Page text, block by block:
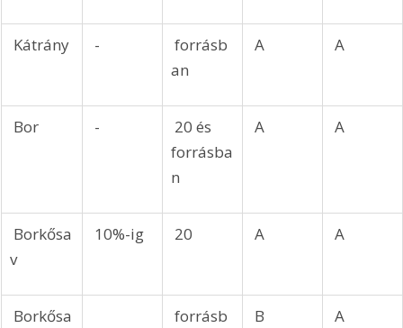
Kátrány -
forrásb
an
A A
Bor -
20 és
forrásba
n
A A
Borkősa
v
10%-ig 20 A A
Borkősa
forrásb
B A